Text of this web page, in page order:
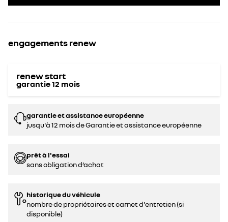
engagements renew
renew start
garantie12 mois
garantie et assistance européenne
jusqu'à 12 mois de Garantie et assistance européenne
prêt à l'essai
sans obligation d’achat
historique du véhicule
nombre de propriétaires et carnet d'entretien (si
disponible)